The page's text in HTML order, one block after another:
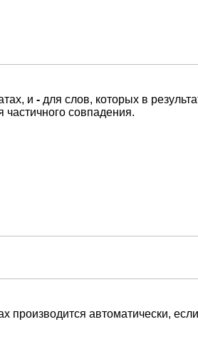
и - для слов, которых в
частичного совпадения.
автоматически,